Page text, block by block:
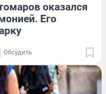
оказался
Его
Обсудить